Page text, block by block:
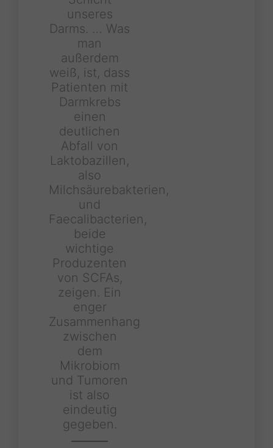
unseres
Darms. … Was
man
außerdem
weiß, ist, dass
Patienten mit
Darmkrebs
einen
deutlichen
Abfall von
Laktobazillen,
also
Milchsäurebakterien,
und
Faecalibacterien,
beide
wichtige
Produzenten
von SCFAs,
zeigen. Ein
enger
Zusammenhang
zwischen
dem
Mikrobiom
und Tumoren
ist also
eindeutig
gegeben.